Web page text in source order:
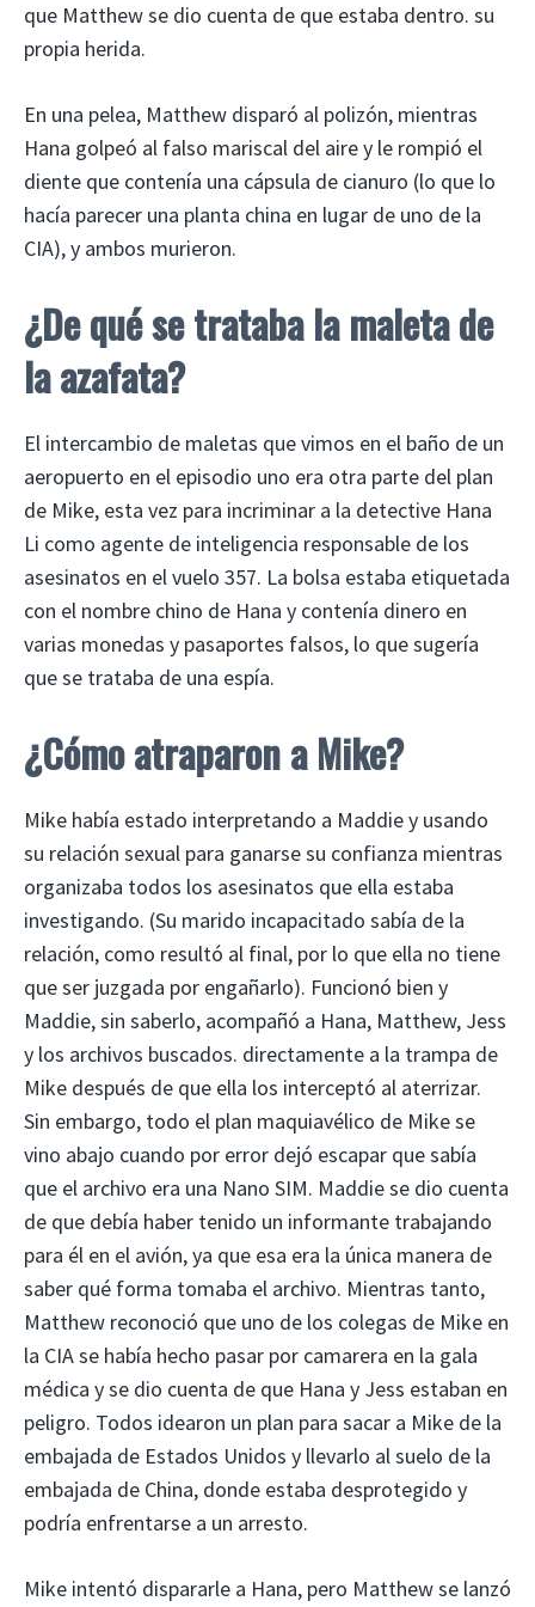
que Matthew se dio cuenta de que estaba dentro. su
propia herida.
En una pelea, Matthew disparó al polizón, mientras
Hana golpeó al falso mariscal del aire y le rompió el
diente que contenía una cápsula de cianuro (lo que lo
hacía parecer una planta china en lugar de uno de la
CIA), y ambos murieron.
¿De qué se trataba la maleta de
la azafata?
El intercambio de maletas que vimos en el baño de un
aeropuerto en el episodio uno era otra parte del plan
de Mike, esta vez para incriminar a la detective Hana
Li como agente de inteligencia responsable de los
asesinatos en el vuelo 357. La bolsa estaba etiquetada
con el nombre chino de Hana y contenía dinero en
varias monedas y pasaportes falsos, lo que sugería
que se trataba de una espía.
¿Cómo atraparon a Mike?
Mike había estado interpretando a Maddie y usando
su relación sexual para ganarse su confianza mientras
organizaba todos los asesinatos que ella estaba
investigando. (Su marido incapacitado sabía de la
relación, como resultó al final, por lo que ella no tiene
que ser juzgada por engañarlo). Funcionó bien y
Maddie, sin saberlo, acompañó a Hana, Matthew, Jess
y los archivos buscados. directamente a la trampa de
Mike después de que ella los interceptó al aterrizar.
Sin embargo, todo el plan maquiavélico de Mike se
vino abajo cuando por error dejó escapar que sabía
que el archivo era una Nano SIM. Maddie se dio cuenta
de que debía haber tenido un informante trabajando
para él en el avión, ya que esa era la única manera de
saber qué forma tomaba el archivo. Mientras tanto,
Matthew reconoció que uno de los colegas de Mike en
la CIA se había hecho pasar por camarera en la gala
médica y se dio cuenta de que Hana y Jess estaban en
peligro. Todos idearon un plan para sacar a Mike de la
embajada de Estados Unidos y llevarlo al suelo de la
embajada de China, donde estaba desprotegido y
podría enfrentarse a un arresto.
Mike intentó dispararle a Hana, pero Matthew se lanzó